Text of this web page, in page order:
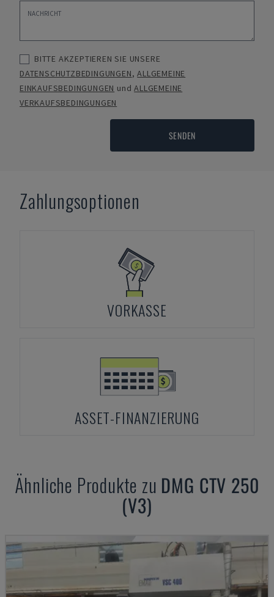
BITTE AKZEPTIEREN SIE UNSERE
DATENSCHUTZBEDINGUNGEN,ALLGEMEINE
EINKAUFSBEDINGUNGEN undALLGEMEINE
VERKAUFSBEDINGUNGEN
SENDEN
Zahlungsoptionen
VORKASSE
ASSET-FINANZIERUNG
Ähnliche Produkte zu DMG CTV 250
(V3)